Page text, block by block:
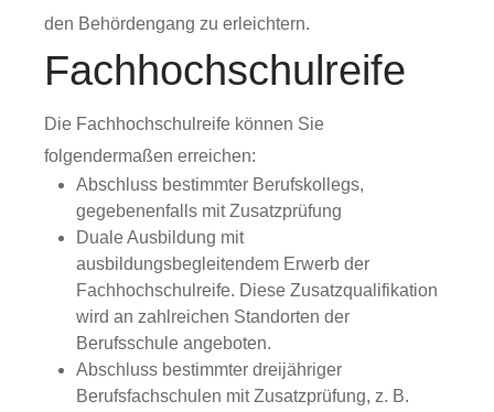
den Behördengang zu erleichtern.
Fachhochschulreife
Die Fachhochschulreife können Sie
folgendermaßen erreichen:
Abschluss bestimmter Berufskollegs,
gegebenenfalls mit Zusatzprüfung
Duale Ausbildung mit
ausbildungsbegleitendem Erwerb der
Fachhochschulreife. Diese Zusatzqualifikation
wird an zahlreichen Standorten der
Berufsschule angeboten.
Abschluss bestimmter dreijähriger
Berufsfachschulen mit Zusatzprüfung, z. B.